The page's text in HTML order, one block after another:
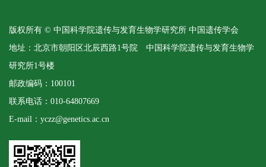
版权所有 © 中国科学院遗传与发育生物学研究所 中国遗传学会
地址：北京市朝阳区北辰西路1号院 中国科学院遗传与发育生物学
研究所1号楼
邮政编码：100101
联系电话：010-64807669
E-mail：yczz@genetics.ac.cn